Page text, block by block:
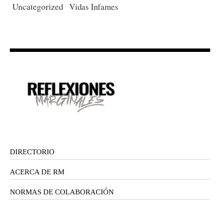
Uncategorized Vidas Infames
DIRECTORIO
ACERCA DE RM
NORMAS DE COLABORACIÓN